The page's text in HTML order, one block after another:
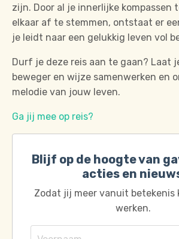
zijn. Door al je innerlijke kompassen
elkaar af te stemmen, ontstaat er
je leidt naar een gelukkig leven vol
Durf je deze reis aan te gaan? Laat
beweger en wijze samenwerken en
melodie van jouw leven.
Ga jij mee op reis?
Blijf op de hoogte van
acties en
Zodat jij meer vanuit betekenis
werken.